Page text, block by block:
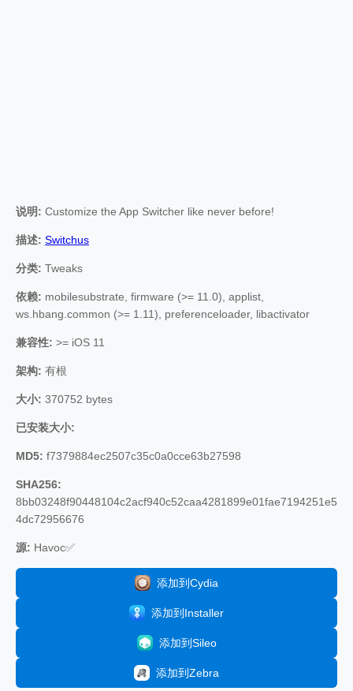
说明: Customize the App Switcher like never before!
描述: Switchus
分类: Tweaks
依赖: mobilesubstrate, firmware (>= 11.0), applist,
ws.hbang.common (>= 1.11), preferenceloader, libactivator
兼容性: >= iOS 11
架构: 有根
大小: 370752 bytes
已安装大小:
MD5: f7379884ec2507c35c0a0cce63b27598
SHA256:
8bb03248f90448104c2acf940c52caa4281899e01fae7194251e5
4dc72956676
源: Havoc✅
添加到Cydia
添加到Installer
添加到Sileo
添加到Zebra